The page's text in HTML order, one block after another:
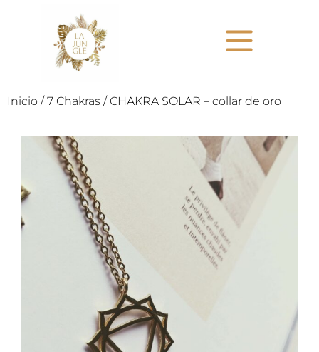
Inicio /7 Chakras / CHAKRA SOLAR – collar de oro